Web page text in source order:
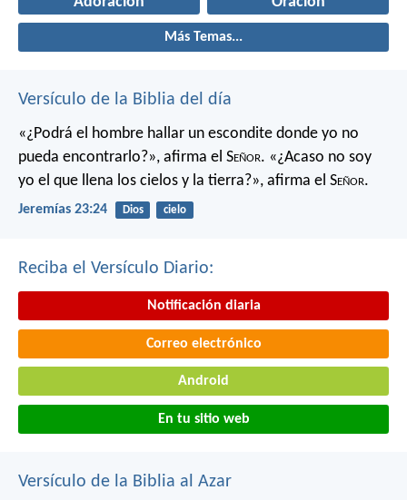
Más Temas...
Versículo de la Biblia del día
«¿Podrá el hombre hallar un escondite donde yo no
pueda encontrarlo?», afirma el Señor. «¿Acaso no soy
yo el que llena los cielos y la tierra?», afirma el Señor.
Jeremías 23:24 Dios cielo
Reciba el Versículo Diario:
Notificación diaria
Correo electrónico
Android
En tu sitio web
Versículo de la Biblia al Azar